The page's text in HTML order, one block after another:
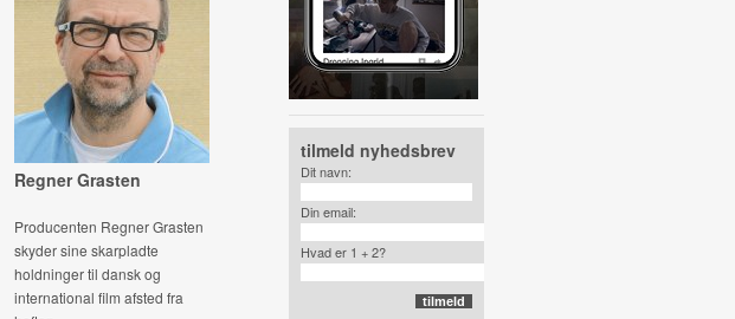
Regner Grasten
Producenten Regner Grasten
skyder sine skarpladte
holdninger til dansk og
international film afsted fra
tilmeld nyhedsbrev
Dit navn:
Din email:
Hvad er 1 + 2?